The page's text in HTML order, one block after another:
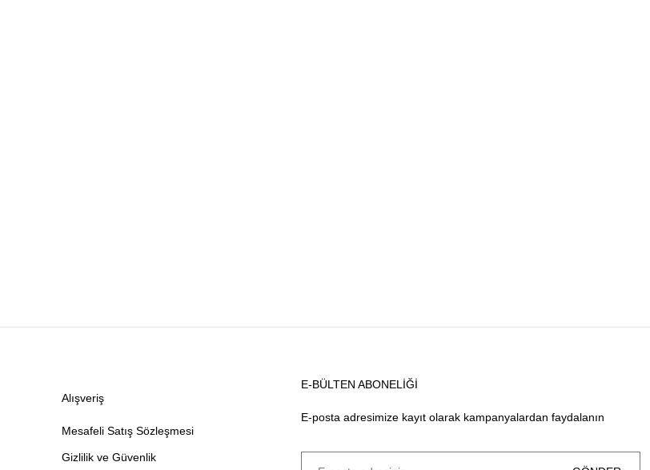
Alışveriş
Mesafeli Satış Sözleşmesi
Gizlilik ve Güvenlik
E-BÜLTEN ABONELİĞİ
E-posta adresimize kayıt olarak kampanyalardan faydalanın